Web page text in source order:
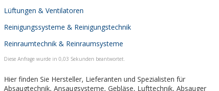
Lüftungen & Ventilatoren
Reinigungssysteme & Reinigungstechnik
Reinraumtechnik & Reinraumsysteme
Diese Anfrage wurde in 0,03 Sekunden beantwortet.
Hier finden Sie Hersteller, Lieferanten und Spezialisten für
Absaugtechnik, Ansaugsysteme, Gebläse, Lufttechnik, Absauger